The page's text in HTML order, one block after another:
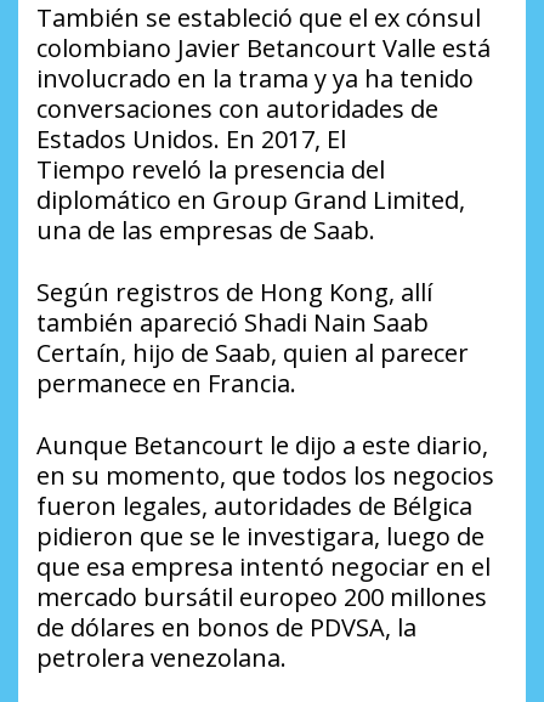
También se estableció que el ex cónsul
colombiano Javier Betancourt Valle está
involucrado en la trama y ya ha tenido
conversaciones con autoridades de
Estados Unidos. En 2017, El
Tiempo reveló la presencia del
diplomático en Group Grand Limited,
una de las empresas de Saab.
Según registros de Hong Kong, allí
también apareció Shadi Nain Saab
Certaín, hijo de Saab, quien al parecer
permanece en Francia.
Aunque Betancourt le dijo a este diario,
en su momento, que todos los negocios
fueron legales, autoridades de Bélgica
pidieron que se le investigara, luego de
que esa empresa intentó negociar en el
mercado bursátil europeo 200 millones
de dólares en bonos de PDVSA, la
petrolera venezolana.